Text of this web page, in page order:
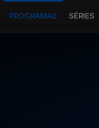
PROGRAMAS SÉRIES